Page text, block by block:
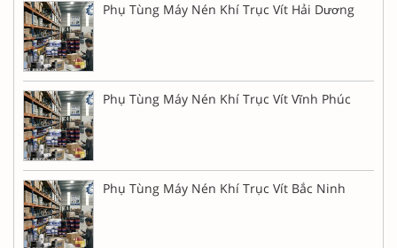
Phụ Tùng Máy Nén Khí Trục Vít Hải Dương
Phụ Tùng Máy Nén Khí Trục Vít Vĩnh Phúc
Phụ Tùng Máy Nén Khí Trục Vít Bắc Ninh